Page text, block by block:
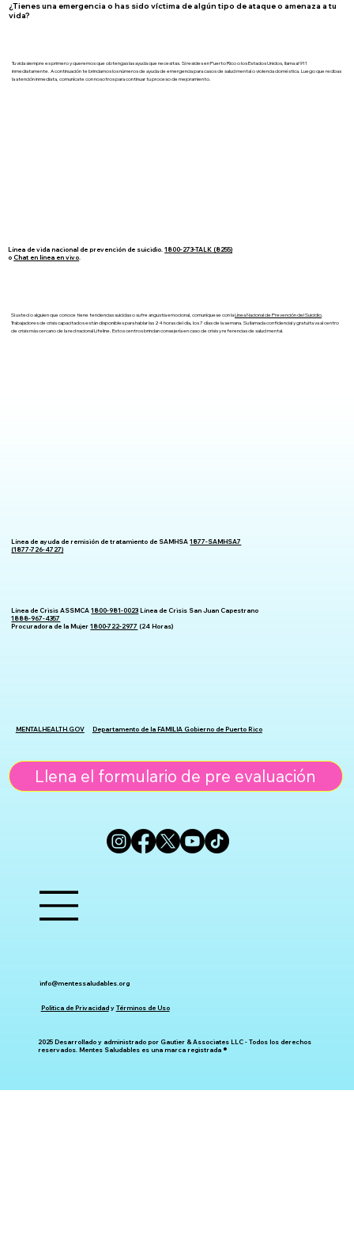
¿Tienes una emergencia o has sido víctima de algún tipo de ataque o amenaza a tu
vida?
Tu vida siempre es primero y queremos que obtengas las ayuda que necesitas. Si resides en Puerto Rico o los Estados Unidos, llama al 911
inmediatamente. A continuación te brindamos los números de ayuda de emergencia para casos de salud mental o violencia doméstica. Luego que recibas
la atención inmediata, comunícate con nosotros para continuar tu proceso de mejoramiento.
Línea de vida nacional de prevención de suicidio.1800-273-TALK (8255)
o Chat en línea en vivo.
Si usted o alguien que conoce tiene tendencias suicidas o sufre angustia emocional, comuníquese con laLínea Nacional de Prevención del Suicidio.
Trabajadores de crisis capacitados están disponibles para hablar las 24 horas del día, los 7 días de la semana. Su llamada confidencial y gratuita va al centro
de crisis más cercano de la red nacional Lifeline. Estos centros brindan consejería en caso de crisis y referencias de salud mental.
Línea de ayuda de remisión de tratamiento de SAMHSA1877-SAMHSA7
(1877-726-4727)
Línea de Crisis ASSMCA1800-981-0023 Línea de Crisis San Juan Capestrano
1888-967-4357
Procuradora de la Mujer1800-722-2977 (24 Horas)
MENTALHEALTH.GOV Departamento de la FAMILIA Gobierno de Puerto Rico
Llena el formulario de pre evaluación
2025 Desarrollado y administrado por Gautier & Associates LLC - Todos los derechos
reservados. Mentes Saludables es una marca registrada ®
info@mentessaludables.org
Política de Privacidady Términos de Uso